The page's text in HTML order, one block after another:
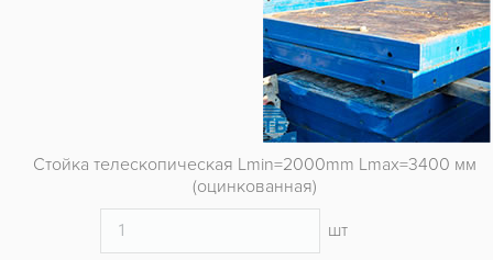
Стойка телескопическая Lmin=2000mm Lmax=3400 мм
(оцинкованная)
шт